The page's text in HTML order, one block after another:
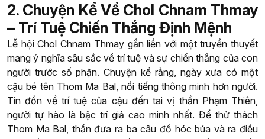
2. Chuyện Kể Về Chol Chnam Thmay
– Trí Tuệ Chiến Thắng Định Mệnh
Lễ hội Chol Chnam Thmay gắn liền với một truyền thuyết
mang ý nghĩa sâu sắc về trí tuệ và sự chiến thắng của con
người trước số phận. Chuyện kể rằng, ngày xưa có một
cậu bé tên Thom Ma Bal, nổi tiếng thông minh hơn người.
Tin đồn về trí tuệ của cậu đến tai vị thần Phạm Thiên,
người tự hào là bậc trí giả cao minh nhất. Để thử thách
Thom Ma Bal, thần đưa ra ba câu đố hóc búa và ra điều